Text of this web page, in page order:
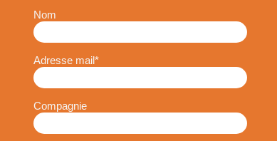
Nom
Adresse mail*
Compagnie